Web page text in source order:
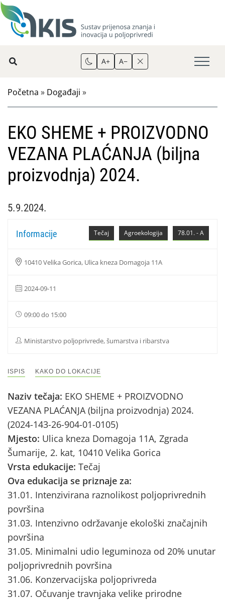
A+ A−
Početna » Događaji »
EKO SHEME + PROIZVODNO
VEZANA PLAĆANJA (biljna
proizvodnja) 2024.
5.9.2024.
78.01. - A
Agroekologija
Tečaj
Informacije
10410 Velika Gorica, Ulica kneza Domagoja 11A
2024-09-11
09:00 do 15:00
Ministarstvo poljoprivrede, šumarstva i ribarstva
ISPIS KAKO DO LOKACIJE
Naziv tečaja: EKO SHEME + PROIZVODNO
VEZANA PLAĆANJA (biljna proizvodnja) 2024.
(2024-143-26-904-01-0105)
Mjesto: Ulica kneza Domagoja 11A, Zgrada
Šumarije, 2. kat, 10410 Velika Gorica
Vrsta edukacije: Tečaj
Ova edukacija se priznaje za:
31.01. Intenzivirana raznolikost poljoprivrednih
površina
31.03. Intenzivno održavanje ekološki značajnih
površina
31.05. Minimalni udio leguminoza od 20% unutar
poljoprivrednih površina
31.06. Konzervacijska poljoprivreda
31.07. Očuvanje travnjaka velike prirodne